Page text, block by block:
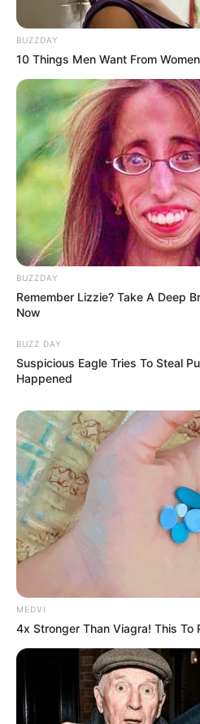
ดวงรายวัน 9 กันยายน 2565
อ.มิก พชร ทูตเทวะ
9 ก.ย.
ดูดวงรายวัน ประจำวันศุกร์ 9 กันยายน
ของท่านในวันนี้ คือ ไพ่รายได้ วันนี้ชะต
ค้าขายเงินสะพัด ใครทำงานเซลล์ นาย
ด้านการทำงานโดยทั่วไปถือว่าดี ได้รับค
BUZZDAY
10 Things Men Want From
BUZZDAY
Remember Lizzie? Take A Deep
Now
BUZZ DAY
Suspicious Eagle Tries To Steal
Happened
MEDVI
4x Stronger Than Viagra! This To